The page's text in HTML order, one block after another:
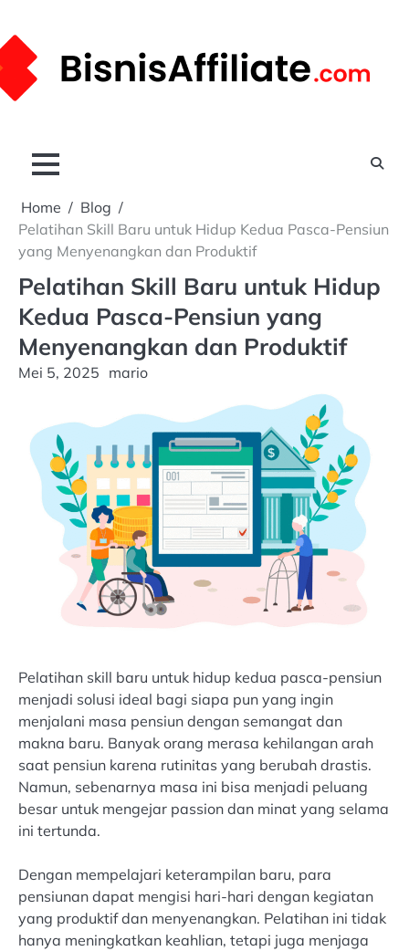
to
content
Home
Blog
Pelatihan Skill Baru untuk Hidup Kedua Pasca-Pensiun
yang Menyenangkan dan Produktif
Pelatihan Skill Baru untuk Hidup
Kedua Pasca-Pensiun yang
Menyenangkan dan Produktif
Mei 5, 2025 mario
Pelatihan skill baru untuk hidup kedua pasca-pensiun
menjadi solusi ideal bagi siapa pun yang ingin
menjalani masa pensiun dengan semangat dan
makna baru. Banyak orang merasa kehilangan arah
saat pensiun karena rutinitas yang berubah drastis.
Namun, sebenarnya masa ini bisa menjadi peluang
besar untuk mengejar passion dan minat yang selama
ini tertunda.
Dengan mempelajari keterampilan baru, para
pensiunan dapat mengisi hari-hari dengan kegiatan
yang produktif dan menyenangkan. Pelatihan ini tidak
hanya meningkatkan keahlian, tetapi juga menjaga